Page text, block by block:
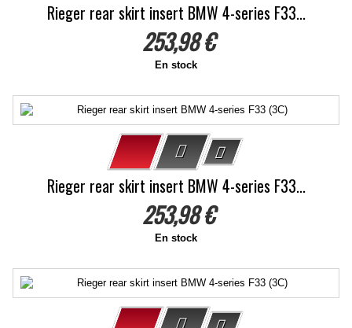
Rieger rear skirt insert BMW 4-series F33...
253,98 €
En stock
Rieger rear skirt insert BMW 4-series F33...
253,98 €
En stock